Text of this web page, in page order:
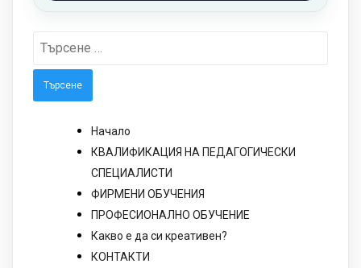
Търсене
Начало
КВАЛИФИКАЦИЯ НА ПЕДАГОГИЧЕСКИ
СПЕЦИАЛИСТИ
ФИРМЕНИ ОБУЧЕНИЯ
ПРОФЕСИОНАЛНО ОБУЧЕНИЕ
Какво е да си креативен?
КОНТАКТИ